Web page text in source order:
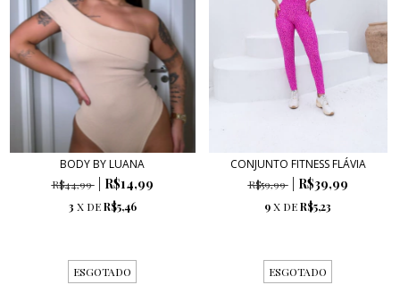
BODY BY LUANA
R$44,99 R$14,99
3 X DER$5,46
ESGOTADO
CONJUNTO FITNESS FLÁVIA
R$59,99 R$39,99
9X DER$5,23
ESGOTADO